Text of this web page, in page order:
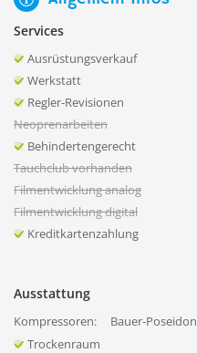
Services
Ausrüstungsverkauf
Werkstatt
Regler-Revisionen
Neoprenarbeiten
Behindertengerecht
Tauchclub vorhanden
Filmentwicklung analog
Filmentwicklung digital
Kreditkartenzahlung
Ausstattung
Kompressoren:
Bauer-Poseidon
Trockenraum